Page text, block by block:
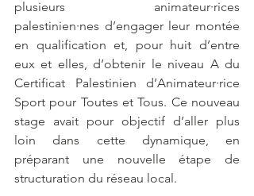
plusieurs animateur·rices
palestinien·nes d’engager leur montée
en qualification et, pour huit d’entre
eux et elles, d’obtenir le niveau A du
Certificat Palestinien d’Animateur·rice
Sport pour Toutes et Tous. Ce nouveau
stage avait pour objectif d’aller plus
loin dans cette dynamique, en
préparant une nouvelle étape de
structuration du réseau local.